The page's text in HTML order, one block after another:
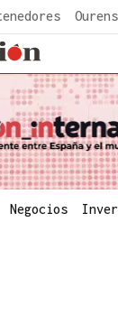
Negocios